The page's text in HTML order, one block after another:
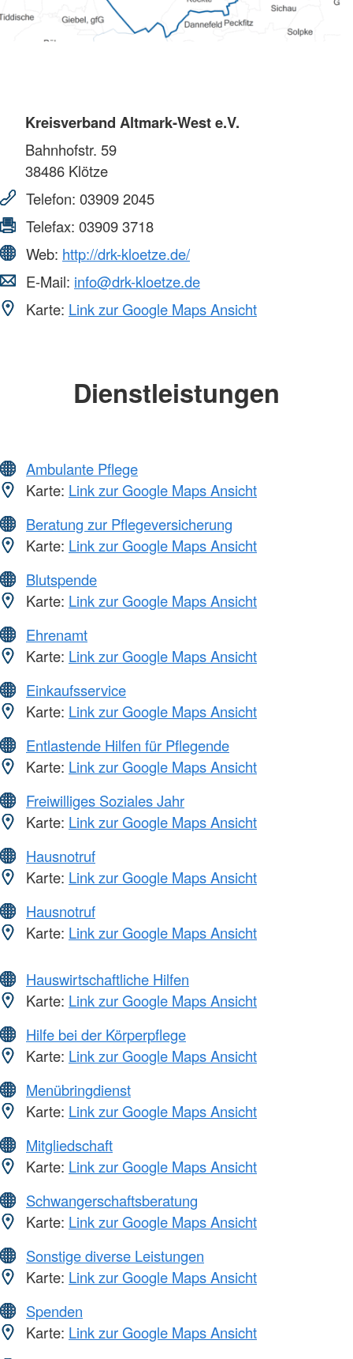
Kreisverband Altmark-West e.V.
Bahnhofstr. 59
38486 Klötze
Telefon: 03909 2045
Telefax: 03909 3718
Web: http://drk-kloetze.de/
E-Mail: info@drk-kloetze.de
Karte: Link zur Google Maps Ansicht
Dienstleistungen
Ambulante Pflege
Karte: Link zur Google Maps Ansicht
Beratung zur Pflegeversicherung
Karte: Link zur Google Maps Ansicht
Blutspende
Karte: Link zur Google Maps Ansicht
Ehrenamt
Karte: Link zur Google Maps Ansicht
Einkaufsservice
Karte: Link zur Google Maps Ansicht
Entlastende Hilfen für Pflegende
Karte: Link zur Google Maps Ansicht
Freiwilliges Soziales Jahr
Karte: Link zur Google Maps Ansicht
Hausnotruf
Karte: Link zur Google Maps Ansicht
Hausnotruf
Karte: Link zur Google Maps Ansicht
Hauswirtschaftliche Hilfen
Karte: Link zur Google Maps Ansicht
Hilfe bei der Körperpflege
Karte: Link zur Google Maps Ansicht
Menübringdienst
Karte: Link zur Google Maps Ansicht
Mitgliedschaft
Karte: Link zur Google Maps Ansicht
Schwangerschaftsberatung
Karte: Link zur Google Maps Ansicht
Sonstige diverse Leistungen
Karte: Link zur Google Maps Ansicht
Spenden
Karte: Link zur Google Maps Ansicht